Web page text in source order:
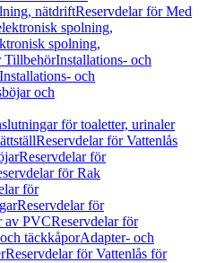
nätdriftReservdelar för Med
spolning,
spolning,
TillbehörInstallations- och
och
och
för toaletter, urinaler
Reservdelar för Vattenlås
Reservdelar för
för Rak
för
Reservdelar för
av PVCReservdelar för
täckkåporAdapter- och
Reservdelar för Vattenlås för